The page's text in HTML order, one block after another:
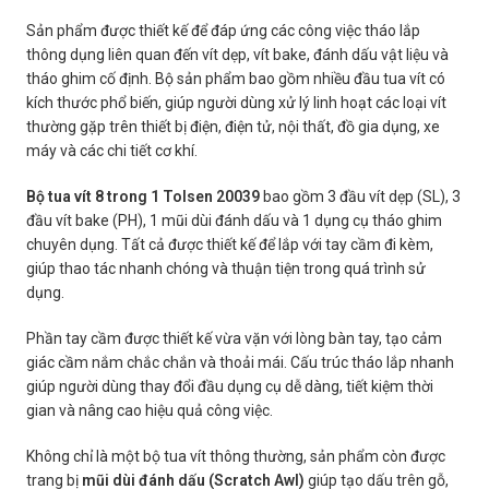
Sản phẩm được thiết kế để đáp ứng các công việc tháo lắp
thông dụng liên quan đến vít dẹp, vít bake, đánh dấu vật liệu và
tháo ghim cố định. Bộ sản phẩm bao gồm nhiều đầu tua vít có
kích thước phổ biến, giúp người dùng xử lý linh hoạt các loại vít
thường gặp trên thiết bị điện, điện tử, nội thất, đồ gia dụng, xe
máy và các chi tiết cơ khí.
Bộ tua vít 8 trong 1 Tolsen 20039 bao gồm 3 đầu vít dẹp (SL), 3
đầu vít bake (PH), 1 mũi dùi đánh dấu và 1 dụng cụ tháo ghim
chuyên dụng. Tất cả được thiết kế để lắp với tay cầm đi kèm,
giúp thao tác nhanh chóng và thuận tiện trong quá trình sử
dụng.
Phần tay cầm được thiết kế vừa vặn với lòng bàn tay, tạo cảm
giác cầm nắm chắc chắn và thoải mái. Cấu trúc tháo lắp nhanh
giúp người dùng thay đổi đầu dụng cụ dễ dàng, tiết kiệm thời
gian và nâng cao hiệu quả công việc.
Không chỉ là một bộ tua vít thông thường, sản phẩm còn được
trang bị mũi dùi đánh dấu (Scratch Awl) giúp tạo dấu trên gỗ,